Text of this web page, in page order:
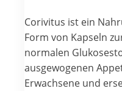
Corivitus ist ein
Form von Kapseln
normalen
ausgewogenen
Erwachsene und